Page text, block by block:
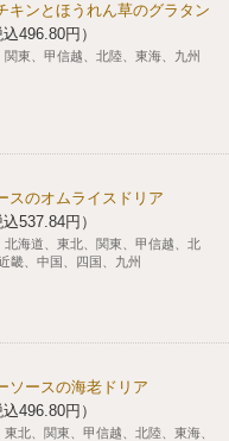
キンとほうれん草のグラタン
496.80円）
関東、甲信越、北陸、東海、九州
スのオムライスドリア
537.84円）
北海道、東北、関東、甲信越、北
畿、中国、四国、九州
ソースの海老ドリア
496.80円）
東北、関東、甲信越、北陸、東海、